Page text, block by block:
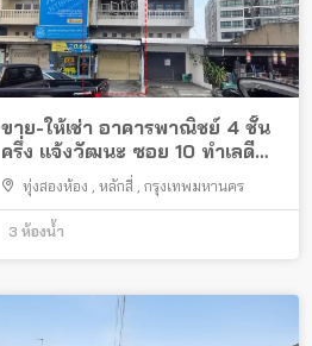
ขาย-ให้เช่า อาคารพาณิชย์ 4 ชั้น
ครึ่ง แจ้งวัฒนะ ซอย 10 ทำเลดี
เดินทางสะดวก ใกล้รถไฟฟ้า
ทุ่งสองห้อง , หลักสี่ , กรุงเทพมหานคร
3 ห้องน้ำ